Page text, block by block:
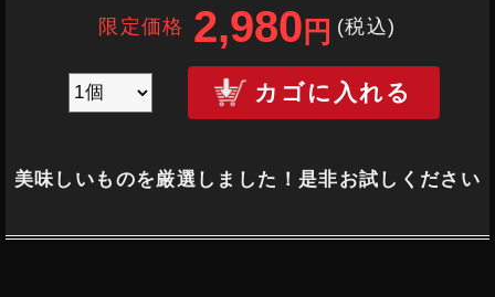
限定価格 2,980 円 (税込)
カゴに入れる
美味しいものを厳選しました！是非お試しください